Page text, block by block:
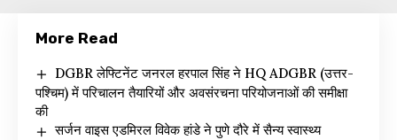
More Read
DGBR लेफ्टिनेंट जनरल हरपाल सिंह ने HQ ADGBR (उत्तर-
पश्चिम) में परिचालन तैयारियों और अवसंरचना परियोजनाओं की समीक्षा
की
सर्जन वाइस एडमिरल विवेक हांडे ने पुणे दौरे में सैन्य स्वास्थ्य